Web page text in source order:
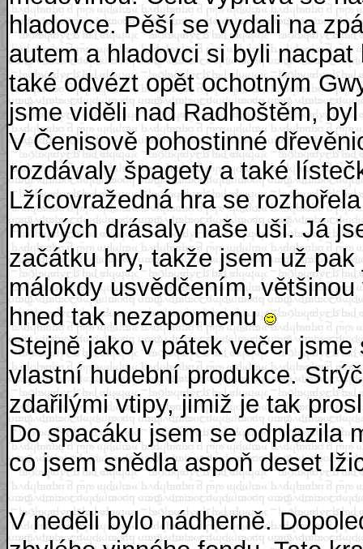
hladovce. Pěší se vydali na
autem a hladovci si byli
také odvézt opět ochotným
jsme viděli nad Radhoštěm,
V Čenisově pohostinné
rozdávaly špagety a také
Lžícovražedná hra se
mrtvých drásaly naše uši. Já
začátku hry, takže jsem už
málokdy usvědčením,
hned tak nezapomenu
Stejně jako v pátek večer
vlastní hudební produkce.
zdařilými vtipy, jimiž je tak
Do spacáku jsem se odplazila
co jsem snědla aspoň deset
V neděli bylo nádherně.